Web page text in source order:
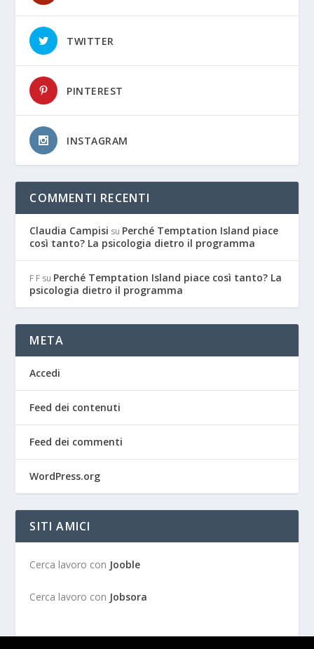
TWITTER
PINTEREST
INSTAGRAM
COMMENTI RECENTI
Claudia Campisi su Perché Temptation Island piace
così tanto? La psicologia dietro il programma
F F su Perché Temptation Island piace così tanto? La
psicologia dietro il programma
META
Accedi
Feed dei contenuti
Feed dei commenti
WordPress.org
SITI AMICI
Cerca lavoro con Jooble
Cerca lavoro con Jobsora